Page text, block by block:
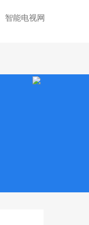
智能电视网